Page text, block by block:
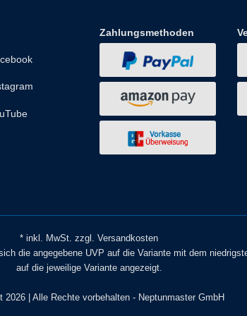
Zahlungsmethoden
* inkl. MwSt. zzgl. Versandkosten
die angegebene UVP auf die Variante mit dem
auf die jeweilige Variante angezeigt.
2026 | Alle Rechte vorbehalten - Neptunmaster GmbH